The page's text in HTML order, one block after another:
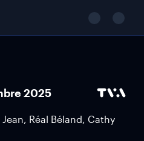
2025
Réal Béland, Cathy